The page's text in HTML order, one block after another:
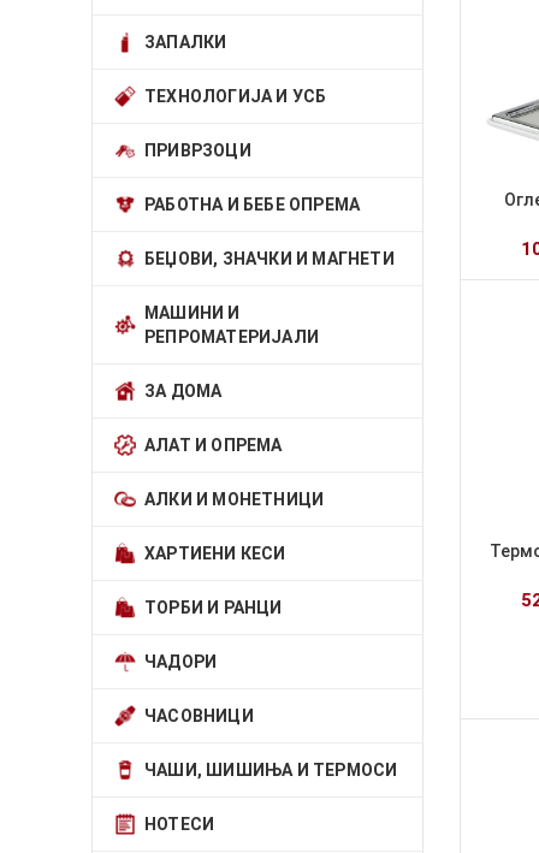
ЗАПАЛКИ
ТЕХНОЛОГИЈА И УСБ
ПРИВРЗОЦИ
РАБОТНА И БЕБЕ ОПРЕМА
БЕЏОВИ, ЗНАЧКИ И МАГНЕТИ
МАШИНИ И
РЕПРОМАТЕРИЈАЛИ
ЗА ДОМА
АЛАТ И ОПРЕМА
АЛКИ И МОНЕТНИЦИ
ХАРТИЕНИ КЕСИ
ТОРБИ И РАНЦИ
ЧАДОРИ
ЧАСОВНИЦИ
ЧАШИ, ШИШИЊА И ТЕРМОСИ
НОТЕСИ